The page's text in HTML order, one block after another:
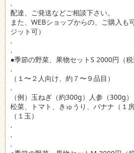
.
配達、ご発送などご相談下さい。
また、WEBショップからの、ご購入も
ジット可）
.
.
●季節の野菜、果物セットS 2000円（税
.
（１〜２人向け、約７〜９品目）
.
（例）玉ねぎ（約300g）人参（300g
松菜、トマト、きゅうり、バナナ（１
（１玉）
.
.
.